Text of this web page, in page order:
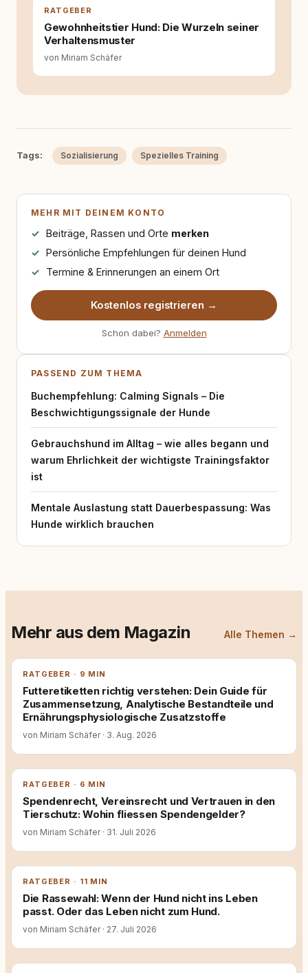
RATGEBER
Gewohnheitstier Hund: Die Wurzeln seiner
Verhaltensmuster
von Miriam Schäfer
Tags: Sozialisierung Spezielles Training
MEHR MIT DEINEM KONTO
Beiträge, Rassen und Orte merken
Persönliche Empfehlungen für deinen Hund
Termine & Erinnerungen an einem Ort
Kostenlos registrieren →
Schon dabei? Anmelden
PASSEND ZUM THEMA
Buchempfehlung: Calming Signals – Die
Beschwichtigungssignale der Hunde
Gebrauchshund im Alltag – wie alles begann und
warum Ehrlichkeit der wichtigste Trainingsfaktor
ist
Mentale Auslastung statt Dauerbespassung: Was
Hunde wirklich brauchen
Mehr aus dem Magazin Alle Themen →
RATGEBER · 9 MIN
Futteretiketten richtig verstehen: Dein Guide für
Zusammensetzung, Analytische Bestandteile und
Ernährungsphysiologische Zusatzstoffe
von Miriam Schäfer · 3. Aug. 2026
RATGEBER · 6 MIN
Spendenrecht, Vereinsrecht und Vertrauen in den
Tierschutz: Wohin fliessen Spendengelder?
von Miriam Schäfer · 31. Juli 2026
RATGEBER · 11 MIN
Die Rassewahl: Wenn der Hund nicht ins Leben
passt. Oder das Leben nicht zum Hund.
von Miriam Schäfer · 27. Juli 2026